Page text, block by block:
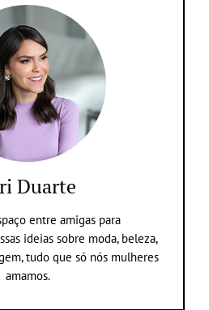
Duarte
entre amigas para
ideias sobre moda, beleza,
tudo que só nós mulheres
amamos.